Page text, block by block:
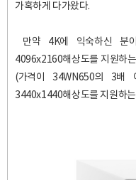
가혹하게 다가왔다.
만약 4K에 익숙하신 분
4096x2160해상도를 지원하
(가격이 34WN650의 3배
3440x1440해상도를 지원하